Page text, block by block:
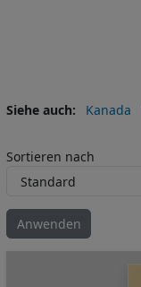
Siehe auch Kanada
Sortieren nach